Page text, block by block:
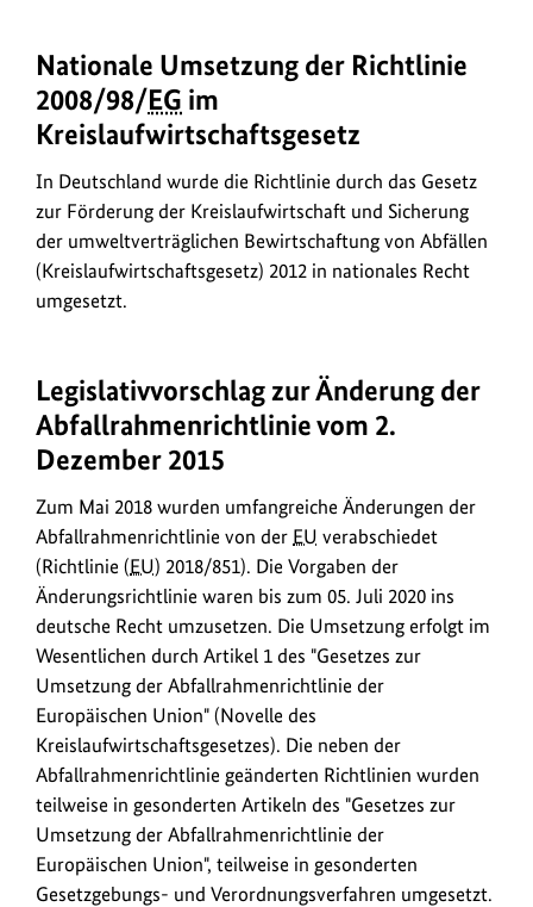
Nationale Umsetzung der Richtlinie
2008/98/EG im
Kreislaufwirtschaftsgesetz
In Deutschland wurde die Richtlinie durch das Gesetz
zur Förderung der Kreislaufwirtschaft und Sicherung
der umweltverträglichen Bewirtschaftung von Abfällen
(Kreislaufwirtschaftsgesetz) 2012 in nationales Recht
umgesetzt.
Legislativvorschlag zur Änderung der
Abfallrahmenrichtlinie vom 2.
Dezember 2015
Zum Mai 2018 wurden umfangreiche Änderungen der
Abfallrahmenrichtlinie von der EU verabschiedet
(Richtlinie (EU) 2018/851). Die Vorgaben der
Änderungsrichtlinie waren bis zum 05. Juli 2020 ins
deutsche Recht umzusetzen. Die Umsetzung erfolgt im
Wesentlichen durch Artikel 1 des "Gesetzes zur
Umsetzung der Abfallrahmenrichtlinie der
Europäischen Union" (Novelle des
Kreislaufwirtschaftsgesetzes). Die neben der
Abfallrahmenrichtlinie geänderten Richtlinien wurden
teilweise in gesonderten Artikeln des "Gesetzes zur
Umsetzung der Abfallrahmenrichtlinie der
Europäischen Union", teilweise in gesonderten
Gesetzgebungs- und Verordnungsverfahren umgesetzt.